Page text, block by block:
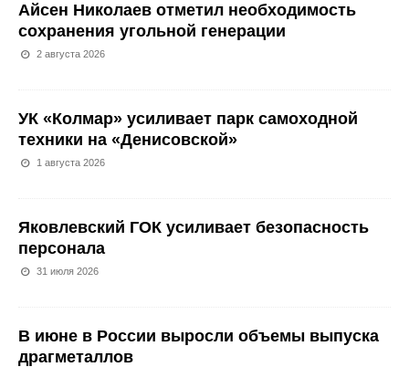
Айсен Николаев отметил необходимость
сохранения угольной генерации
2 августа 2026
УК «Колмар» усиливает парк самоходной
техники на «Денисовской»
1 августа 2026
Яковлевский ГОК усиливает безопасность
персонала
31 июля 2026
В июне в России выросли объемы выпуска
драгметаллов